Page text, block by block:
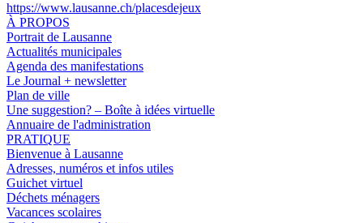
https://www.lausanne.ch/placesdejeux
À PROPOS
Portrait de Lausanne
Actualités municipales
Agenda des manifestations
Le Journal + newsletter
Plan de ville
Une suggestion? – Boîte à idées virtuelle
Annuaire de l'administration
PRATIQUE
Bienvenue à Lausanne
Adresses, numéros et infos utiles
Guichet virtuel
Déchets ménagers
Vacances scolaires